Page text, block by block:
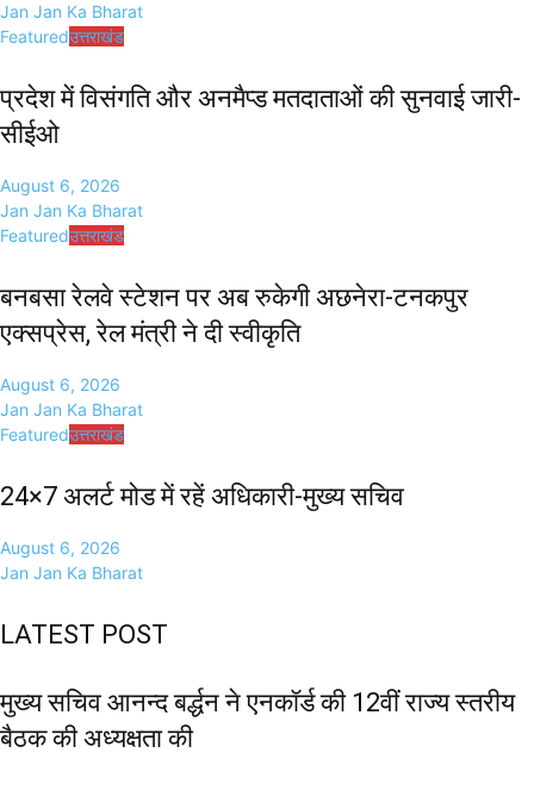
Jan Jan Ka Bharat
Featuredउत्तराखंड
प्रदेश में विसंगति और अनमैप्ड मतदाताओं की सुनवाई जारी-
सीईओ
August 6, 2026
Jan Jan Ka Bharat
Featuredउत्तराखंड
बनबसा रेलवे स्टेशन पर अब रुकेगी अछनेरा-टनकपुर
एक्सप्रेस, रेल मंत्री ने दी स्वीकृति
August 6, 2026
Jan Jan Ka Bharat
Featuredउत्तराखंड
24×7 अलर्ट मोड में रहें अधिकारी-मुख्य सचिव
August 6, 2026
Jan Jan Ka Bharat
LATEST POST
मुख्य सचिव आनन्द बर्द्धन ने एनकॉर्ड की 12वीं राज्य स्तरीय
बैठक की अध्यक्षता की